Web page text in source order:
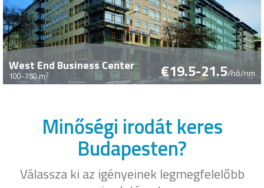
West End Business Center
100-750 m2 €19.5-21.5/hó/nm
Minőségi irodát keres
Budapesten?
Válassza ki az igényeinek legmegfelelőbb